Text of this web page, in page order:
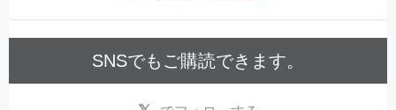
SNSでもご購読できます。